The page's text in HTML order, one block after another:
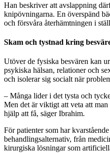
Han beskriver att avslappning
knipövningarna. En överspänd
och försvåra återhämtningen i
Skam och tystnad kring
Utöver de fysiska besvären kan
psykiska hälsan, relationer och
och isolerar sig socialt när
– Många lider i det tysta och
Men det är viktigt att veta att
hjälp att få, säger Ibrahim.
För patienter som har
behandlingsalternativ, från
kirurgiska lösningar som